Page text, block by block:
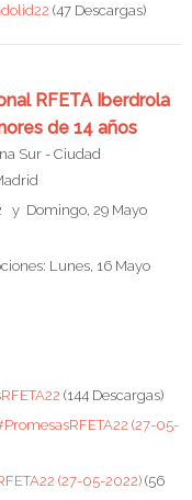
(47 Descargas)
RFETA Iberdrola
de 14 años
Sur - Ciudad
y Domingo, 29 Mayo
Lunes, 16 Mayo
(144 Descargas)
(27-05-
(27-05-2022)(56